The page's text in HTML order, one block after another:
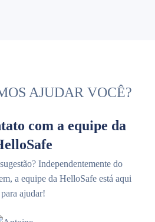
AJUDAR VOCÊ?
com a equipe da
Independentemente do
a equipe da HelloSafe está aqui
para ajudar!